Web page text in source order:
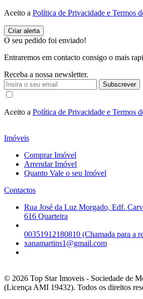
Aceito a Política de Privacidade e Termos
O seu pedido foi enviado!
Entraremos em contacto consigo o mais
Receba a nossa newsletter.
Subscrever
Aceito a Política de Privacidade e Termos
Imóveis
Comprar Imóvel
Arrendar Imóvel
Quanto Vale o seu Imóvel
Contactos
Rua José da Luz Morgado, Edf.
616 Quarteira
00351912180810 (Chamada para a
xanamartins1@gmail.com
© 2026 Top Star Imoveis - Sociedade de
(Licença AMI 19432). Todos os direitos